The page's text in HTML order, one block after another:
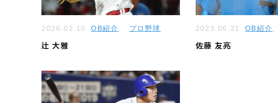
2026.02.10 OB紹介 , プロ野球
辻 大雅
2023.06.21 OB紹介 ,
佐藤 友亮